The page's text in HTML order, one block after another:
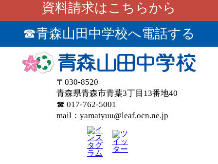
資料請求はこちらから
☎青森山田中学校へ電話する
〒030-8520
青森県青森市青葉3丁目13番地40
☎ 017-762-5001
mail：yamatyuu@leaf.ocn.ne.jp